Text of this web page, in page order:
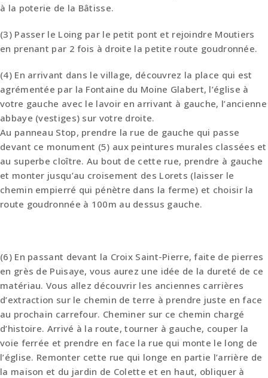
à la poterie de la Bâtisse.
(3) Passer le Loing par le petit pont et rejoindre Moutiers
en prenant par 2 fois à droite la petite route goudronnée.
(4) En arrivant dans le village, découvrez la place qui est
agrémentée par la Fontaine du Moine Glabert, l’église à
votre gauche avec le lavoir en arrivant à gauche, l’ancienne
abbaye (vestiges) sur votre droite.
Au panneau Stop, prendre la rue de gauche qui passe
devant ce monument (5) aux peintures murales classées et
au superbe cloître. Au bout de cette rue, prendre à gauche
et monter jusqu’au croisement des Lorets (laisser le
chemin empierré qui pénètre dans la ferme) et choisir la
route goudronnée à 100m au dessus gauche.
(6) En passant devant la Croix Saint-Pierre, faite de pierres
en grès de Puisaye, vous aurez une idée de la dureté de ce
matériau. Vous allez découvrir les anciennes carrières
d’extraction sur le chemin de terre à prendre juste en face
au prochain carrefour. Cheminer sur ce chemin chargé
d’histoire. Arrivé à la route, tourner à gauche, couper la
voie ferrée et prendre en face la rue qui monte le long de
l’église. Remonter cette rue qui longe en partie l’arrière de
la maison et du jardin de Colette et en haut, obliquer à